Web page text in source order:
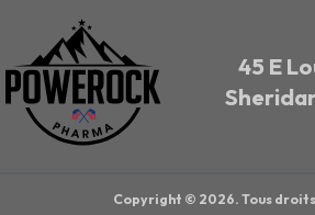
45 E
Copyright © 2026. Tous